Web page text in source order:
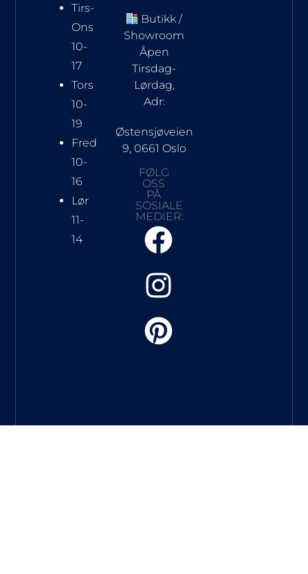
Tirs-
Ons
10-
17
Tors
10-
19
Fred
10-
16
Lør
11-
14
Butikk /
Showroom
Åpen
Tirsdag-
Lørdag,
Adr:
Østensjøveien
9, 0661 Oslo
FØLG
OSS
PÅ
SOSIALE
MEDIER: